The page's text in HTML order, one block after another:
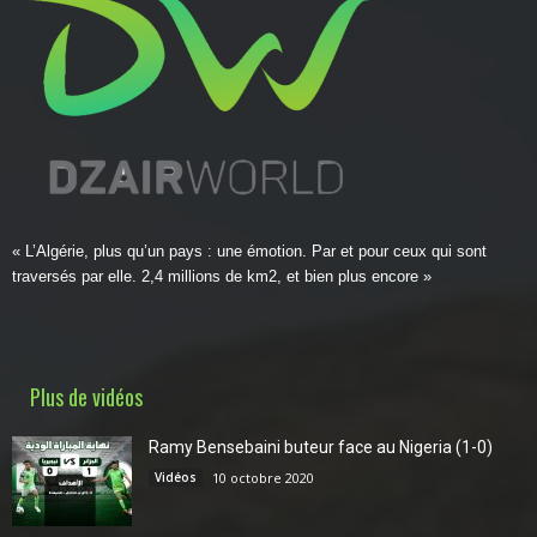
« L’Algérie, plus qu’un pays : une émotion. Par et pour ceux qui sont
traversés par elle. 2,4 millions de km2, et bien plus encore »
Plus de vidéos
Ramy Bensebaini buteur face au Nigeria (1-0)
Vidéos 10 octobre 2020